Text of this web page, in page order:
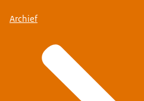
Archief